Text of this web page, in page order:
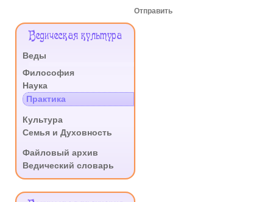
Отправить
Меню
Ведическая культура
Веды
Философия
Наука
Практика
Культура
Семья и Духовность
Файловый архив
Ведический словарь